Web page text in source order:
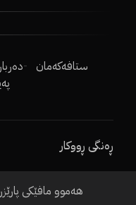
ستافەکەمان
ڕەنگی ڕووکار
هەموو مافێکی